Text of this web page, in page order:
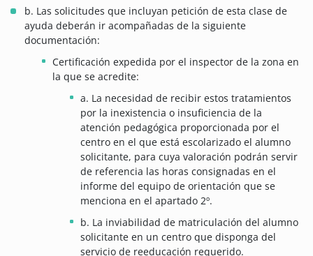
b. Las solicitudes que incluyan petición de esta clase de
ayuda deberán ir acompañadas de la siguiente
documentación:
Certificación expedida por el inspector de la zona en
la que se acredite:
a. La necesidad de recibir estos tratamientos
por la inexistencia o insuficiencia de la
atención pedagógica proporcionada por el
centro en el que está escolarizado el alumno
solicitante, para cuya valoración podrán servir
de referencia las horas consignadas en el
informe del equipo de orientación que se
menciona en el apartado 2º.
b. La inviabilidad de matriculación del alumno
solicitante en un centro que disponga del
servicio de reeducación requerido.